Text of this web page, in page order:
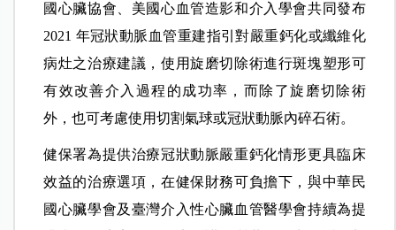
國心臟協會、美國心血管造影和介入學會共同發布
2021 年冠狀動脈血管重建指引對嚴重鈣化或纖維化
病灶之治療建議，使用旋磨切除術進行斑塊塑形可
有效改善介入過程的成功率，而除了旋磨切除術
外，也可考慮使用切割氣球或冠狀動脈內碎石術。
健保署為提供治療冠狀動脈嚴重鈣化情形更具臨床
效益的治療選項，在健保財務可負擔下，與中華民
國心臟學會及臺灣介入性心臟血管醫學會持續為提